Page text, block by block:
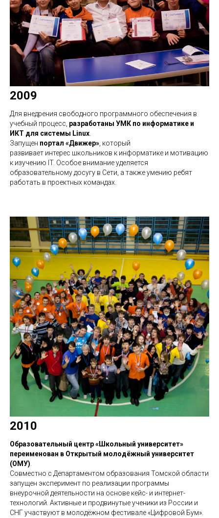
2009
Для внедрения свободного программного обеспечения в
учебный процесс, разработаны УМК по информатике и
ИКТ для системы Linux
Запущен портал «Движер» , который
развивает интерес школьников к информатике и мотивацию
к изучению IT. Особое внимание уделяется
образовательному досугу в Сети, а также умению ребят
работать в проектных командах.
2010
Образовательный центр «Школьный университет»
переименован в Открытый молодёжный университет
(ОМУ)
Совместно с Департаментом образования Томской области
запущен эксперимент по реализации программы
внеурочной деятельности на основе кейс- и интернет-
технологий. Активные и продвинутые ученики из России и
СНГ участвуют в молодёжном фестивале «Цифровой Бум».